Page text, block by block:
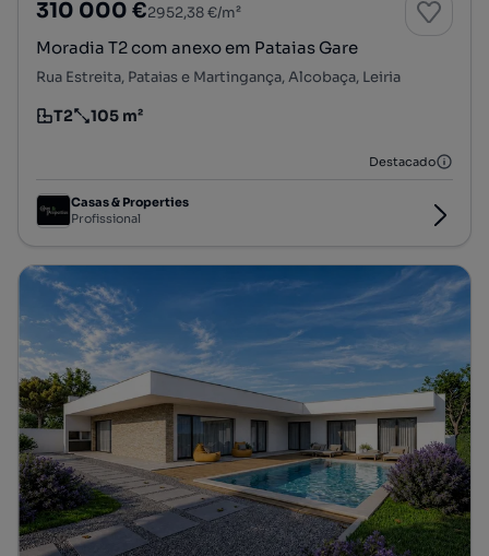
310 000 €2952,38 €/m²
Moradia T2 com anexo em Pataias Gare
Rua Estreita, Pataias e Martingança, Alcobaça, Leiria
Tipologia
T2
Preço por metro quadrado
105 m²
Destacado
Casas & Properties
Profissional